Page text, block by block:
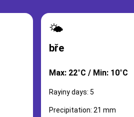
🌤️
bře
Max: 22°C / Min: 10°C
Rayiny days: 5
Precipitation: 21 mm